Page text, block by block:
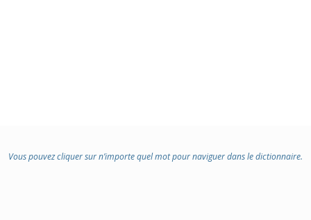
Vous pouvez cliquer sur n’importe quel mot pour naviguer dans le dictionnaire.